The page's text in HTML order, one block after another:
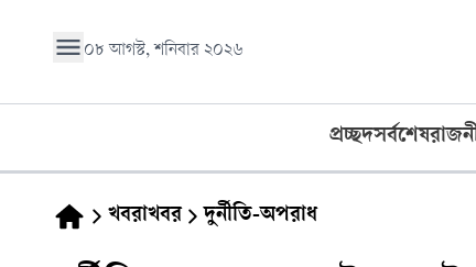
০৮ আগস্ট, শনিবার ২০২৬
প্রচ্ছদসর্বশেষ
খবরাখবর দুর্নীতি-অপরাধ